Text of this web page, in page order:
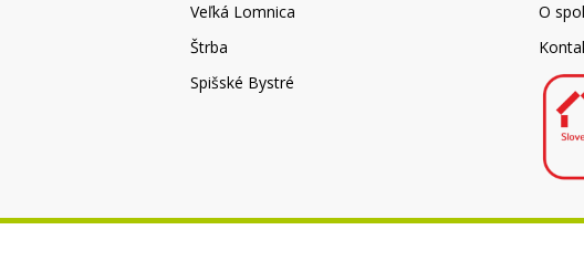
Veľká Lomnica
Štrba
Spišské Bystré
O